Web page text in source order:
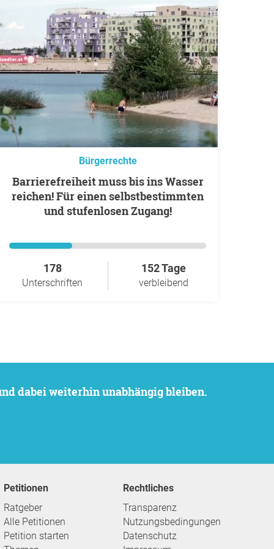
Bürgerrechte
Barrierefreiheit muss bis ins Wasser
reichen! Für einen selbstbestimmten
und stufenlosen Zugang!
178
Unterschriften
152 Tage
verbleibend
dabei weiterhin unabhängig bleiben.
Petitionen
Ratgeber
Alle Petitionen
Petition starten
Rechtliches
Transparenz
Nutzungsbedingungen
Datenschutz